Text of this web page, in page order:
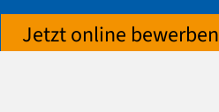
Jetzt online bewerben